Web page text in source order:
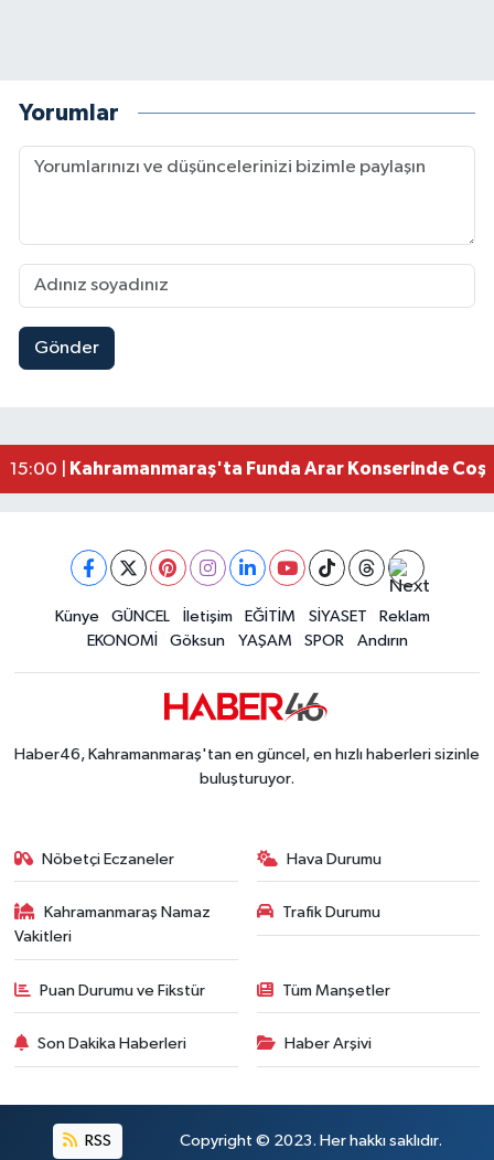
Yorumlar
Gönder
23:59 |Kahramanmaraş Elbistan’da İdris Altun Taziye
15:00 |
Kahramanmaraş'ta Funda Arar Konserinde
11:18 |Kahramanmaraş Depreminin Etkisi Bitmedi?
Gaziantep Nurdağı'nda 4.5 Büyüklüğünde
Künye GÜNCEL İletişim EĞİTİM SİYASET
Reklam
EKONOMİ
Göksun YAŞAM SPOR Andırın
Haber46, Kahramanmaraş'tan en güncel, en hızlı haberleri sizinle
buluşturuyor.
Nöbetçi Eczaneler Hava Durumu
Kahramanmaraş Namaz
Vakitleri
Trafik Durumu
Puan Durumu ve Fikstür Tüm Manşetler
Son Dakika Haberleri Haber Arşivi
RSS Copyright © 2023. Her hakkı saklıdır.